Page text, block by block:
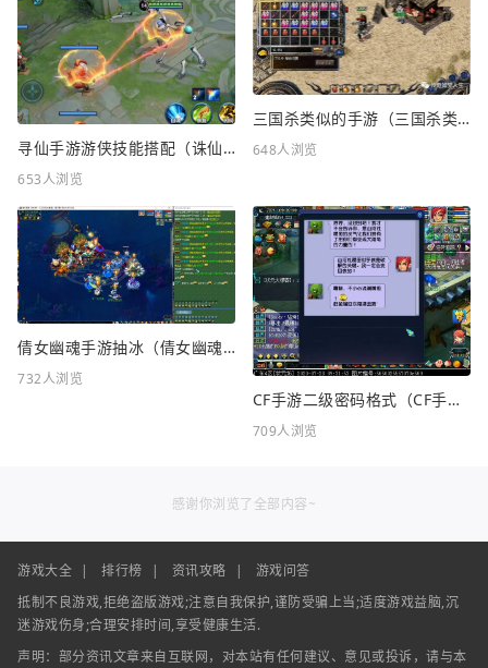
寻仙手游游侠技能搭配（诛仙手游技能加点）
653人浏览
三国杀类似的手游（三国杀类似的手游游戏）
648人浏览
倩女幽魂手游抽冰（倩女幽魂手游抽冰攻略）
732人浏览
CF手游二级密码格式（CF手游二级密码格式是什么）
709人浏览
感谢你浏览了全部内容~
游戏大全 | 排行榜 | 资讯攻略 |
游戏问答
抵制不良游戏,拒绝盗版游戏;注意自我保护,谨防受骗上当;适度游戏益脑,沉
迷游戏伤身;合理安排时间,享受健康生活.
声明：部分资讯文章来自互联网，对本站有任何建议、意见或投诉，请与本